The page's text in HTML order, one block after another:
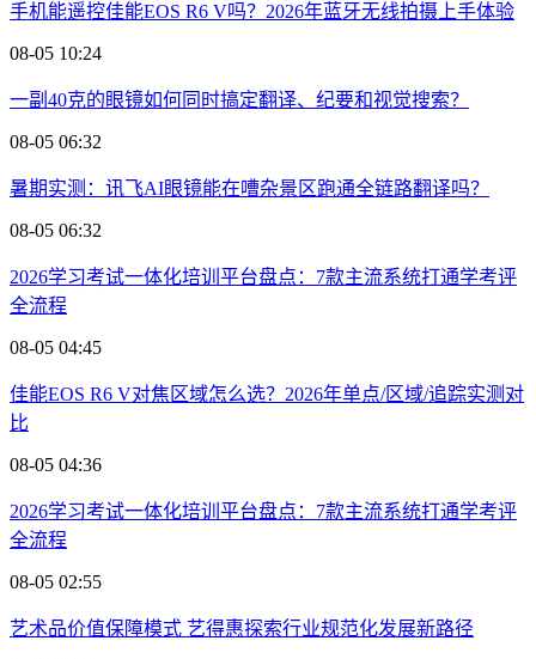
手机能遥控佳能EOS R6 V吗？2026年蓝牙无线拍摄上手体验
08-05 10:24
一副40克的眼镜如何同时搞定翻译、纪要和视觉搜索？
08-05 06:32
暑期实测：讯飞AI眼镜能在嘈杂景区跑通全链路翻译吗？
08-05 06:32
2026学习考试一体化培训平台盘点：7款主流系统打通学考评
全流程
08-05 04:45
佳能EOS R6 V对焦区域怎么选？2026年单点/区域/追踪实测对
比
08-05 04:36
2026学习考试一体化培训平台盘点：7款主流系统打通学考评
全流程
08-05 02:55
艺术品价值保障模式 艺得惠探索行业规范化发展新路径